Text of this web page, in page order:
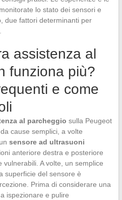
lo stato dei sensori e
due fattori determinanti per
assistenza al
funziona più?
e come
al parcheggio sulla Peugeot
cause semplici, a volte
sensore ad ultrasuoni
anteriore destra e posteriore
A volte, un semplice
superficie del sensore è
Prima di considerare una
ispezionare e pulire